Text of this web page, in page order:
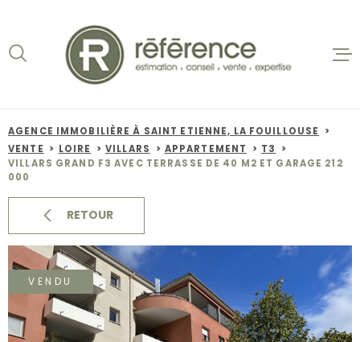
la
recherche
menu
principal
contenu
ACCUEIL
VENTES
BIENS
NOS
ALERTE
AGENCE IMMOBILIÈRE À SAINT ETIENNE, LA FOUILLOUSE
VENTE
LOIRE VILLARS APPARTEMENT
T3
VILLARS GRAND F3 AVEC TERRASSE DE 40 M2 ET GARAGE 212
000
RETOUR
VENDU